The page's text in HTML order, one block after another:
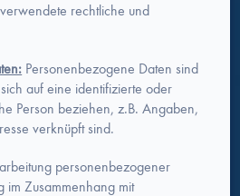
rechtliche und
Personenbezogene Daten sind
auf eine identifizierte oder
Person beziehen, z.B. Angaben,
verknüpft sind.
personenbezogener
im Zusammenhang mit